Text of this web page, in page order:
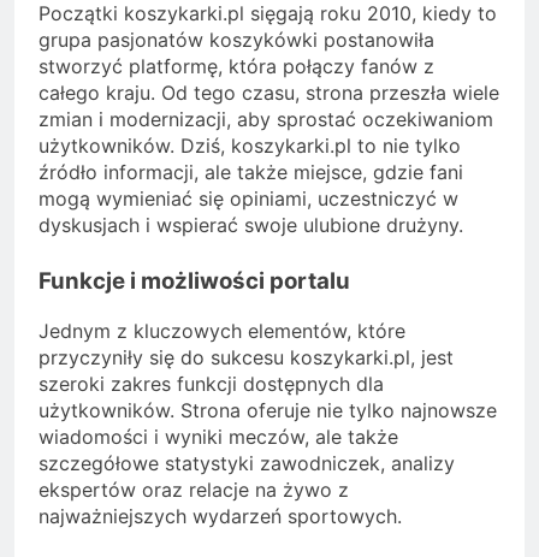
Początki koszykarki.pl sięgają roku 2010, kiedy to
grupa pasjonatów koszykówki postanowiła
stworzyć platformę, która połączy fanów z
całego kraju. Od tego czasu, strona przeszła wiele
zmian i modernizacji, aby sprostać oczekiwaniom
użytkowników. Dziś, koszykarki.pl to nie tylko
źródło informacji, ale także miejsce, gdzie fani
mogą wymieniać się opiniami, uczestniczyć w
dyskusjach i wspierać swoje ulubione drużyny.
Funkcje i możliwości portalu
Jednym z kluczowych elementów, które
przyczyniły się do sukcesu koszykarki.pl, jest
szeroki zakres funkcji dostępnych dla
użytkowników. Strona oferuje nie tylko najnowsze
wiadomości i wyniki meczów, ale także
szczegółowe statystyki zawodniczek, analizy
ekspertów oraz relacje na żywo z
najważniejszych wydarzeń sportowych.